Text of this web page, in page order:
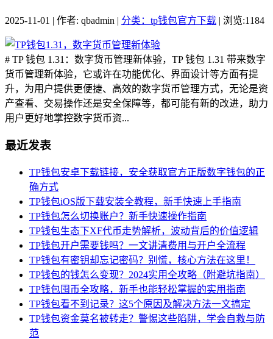
2025-11-01 | 作者: qbadmin | 分类：tp钱包官方下载 | 浏览:1184
# TP 钱包 1.31：数字货币管理新体验，TP 钱包 1.31 带来数字
货币管理新体验，它或许在功能优化、界面设计等方面有提
升，为用户提供更便捷、高效的数字货币管理方式，无论是资
产查看、交易操作还是安全保障等，都可能有新的改进，助力
用户更好地掌控数字货币资...
最近发表
TP钱包安卓下载链接，安全获取官方正版数字钱包的正
确方式
TP钱包iOS版下载安装全教程，新手快速上手指南
TP钱包怎么切换账户？新手快速操作指南
TP钱包生态下XF代币走势解析，波动背后的价值逻辑
TP钱包开户需要钱吗？一文讲清费用与开户全流程
TP钱包有密钥却忘记密码？别慌，核心方法在这里！
TP钱包的钱怎么变现？2024实用全攻略（附避坑指南）
TP钱包囤币全攻略，新手也能轻松掌握的实用指南
TP钱包看不到记录？这5个原因及解决方法一文搞定
TP钱包资金莫名被转走？警惕这些陷阱，学会自救与防
范